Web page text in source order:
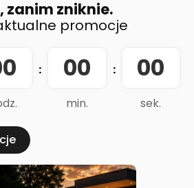
zanim zniknie.
promocje
: 00
min.
: 00
sek.